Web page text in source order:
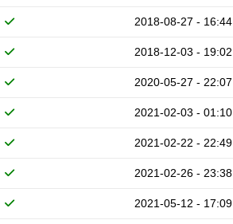
2018-08-27 - 16:44
2018-12-03 - 19:02
2020-05-27 - 22:07
2021-02-03 - 01:10
2021-02-22 - 22:49
2021-02-26 - 23:38
2021-05-12 - 17:09